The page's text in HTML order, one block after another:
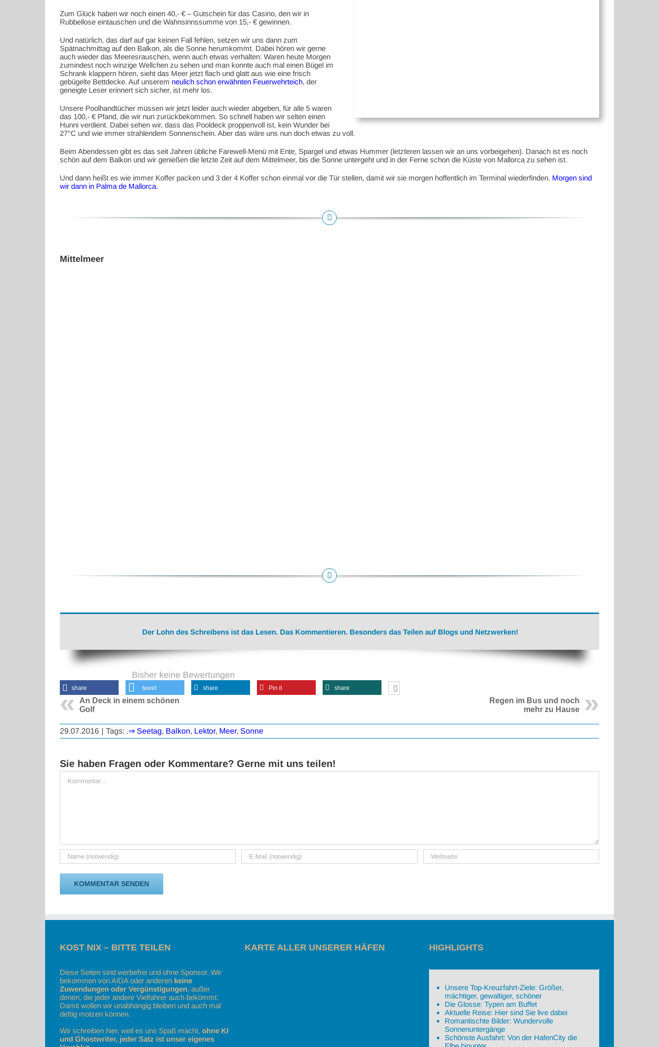
Zum Glück haben wir noch einen 40,- € – Gutschein für das Casino, den wir in
Rubbellose eintauschen und die Wahnsinnssumme von 15,- € gewinnen.
Und natürlich, das darf auf gar keinen Fall fehlen, setzen wir uns dann zum
Spätnachmittag auf den Balkon, als die Sonne herumkommt. Dabei hören wir gerne
auch wieder das Meeresrauschen, wenn auch etwas verhalten: Waren heute Morgen
zumindest noch winzige Wellchen zu sehen und man konnte auch mal einen Bügel im
Schrank klappern hören, sieht das Meer jetzt flach und glatt aus wie eine frisch
gebügelte Bettdecke. Auf unserem neulich schon erwähnten Feuerwehrteich, der
geneigte Leser erinnert sich sicher, ist mehr los.
Unsere Poolhandtücher müssen wir jetzt leider auch wieder abgeben, für alle 5 waren
das 100,- € Pfand, die wir nun zurückbekommen. So schnell haben wir selten einen
Hunni verdient. Dabei sehen wir, dass das Pooldeck proppenvoll ist, kein Wunder bei
27°C und wie immer strahlendem Sonnenschein. Aber das wäre uns nun doch etwas zu voll.
Beim Abendessen gibt es das seit Jahren übliche Farewell-Menü mit Ente, Spargel und etwas Hummer (letzteren lassen wir an uns vorbeigehen). Danach ist es noch
schön auf dem Balkon und wir genießen die letzte Zeit auf dem Mittelmeer, bis die Sonne untergeht und in der Ferne schon die Küste von Mallorca zu sehen ist.
Und dann heißt es wie immer Koffer packen und 3 der 4 Koffer schon einmal vor die Tür stellen, damit wir sie morgen hoffentlich im Terminal wiederfinden. Morgen sind
wir dann in Palma de Mallorca.
Mittelmeer
Der Lohn des Schreibens ist das Lesen. Das Kommentieren. Besonders das Teilen auf Blogs und Netzwerken!
Bisher keine Bewertungen
share tweet share Pin it share
An Deck in einem schönen
Golf
Regen im Bus und noch
mehr zu Hause
29.07.2016 | Tags: .⇒ Seetag, Balkon, Lektor, Meer, Sonne
Sie haben Fragen oder Kommentare? Gerne mit uns teilen!
KOST NIX – BITTE TEILEN
Diese Seiten sind werbefrei und ohne Sponsor. Wir
bekommen von AIDA oder anderen keine
Zuwendungen oder Vergünstigungen, außer
denen, die jeder andere Vielfahrer auch bekommt.
Damit wollen wir unabhängig bleiben und auch mal
deftig motzen können.
Wir schreiben hier, weil es uns Spaß macht, ohne KI
und Ghostwriter, jeder Satz ist unser eigenes
KARTE ALLER UNSERER HÄFEN HIGHLIGHTS
Unsere Top-Kreuzfahrt-Ziele: Größer,
mächtiger, gewaltiger, schöner
Die Glosse: Typen am Buffet
Aktuelle Reise: Hier sind Sie live dabei
Romantischte Bilder: Wundervolle
Sonnenuntergänge
Schönste Ausfahrt: Von der HafenCity die